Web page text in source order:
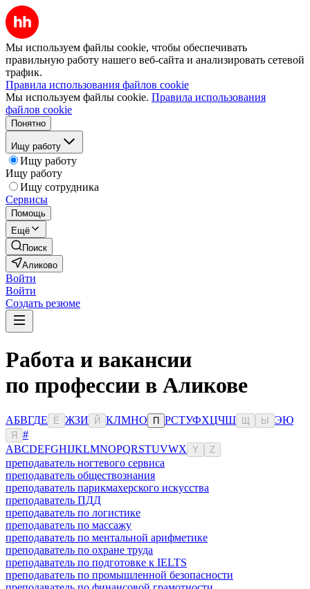
Мы используем файлы cookie, чтобы обеспечивать
правильную работу нашего веб-сайта и анализировать сетевой
трафик.
Правила использования файлов cookie
Мы используем файлы cookie. Правила использования
файлов cookie
Понятно
Ищу работу
Ищу работу
Ищу работу
Ищу сотрудника
Сервисы
Помощь
Ещё
Поиск
Аликово
Войти
Войти
Создать резюме
Работа и вакансии
по профессии в Аликове
АБВГДЕ Ё ЖЗИ Й КЛМНО П РСТУФХЦЧШ Ы ЭЮ
Я
#
ABCDEFGHIJKLMNOPQRSTUVWX Y Z
преподаватель ногтевого сервиса
преподаватель обществознания
преподаватель парикмахерского искусства
преподаватель ПДД
преподаватель по логистике
преподаватель по массажу
преподаватель по ментальной арифметике
преподаватель по охране труда
преподаватель по подготовке к IELTS
преподаватель по промышленной безопасности